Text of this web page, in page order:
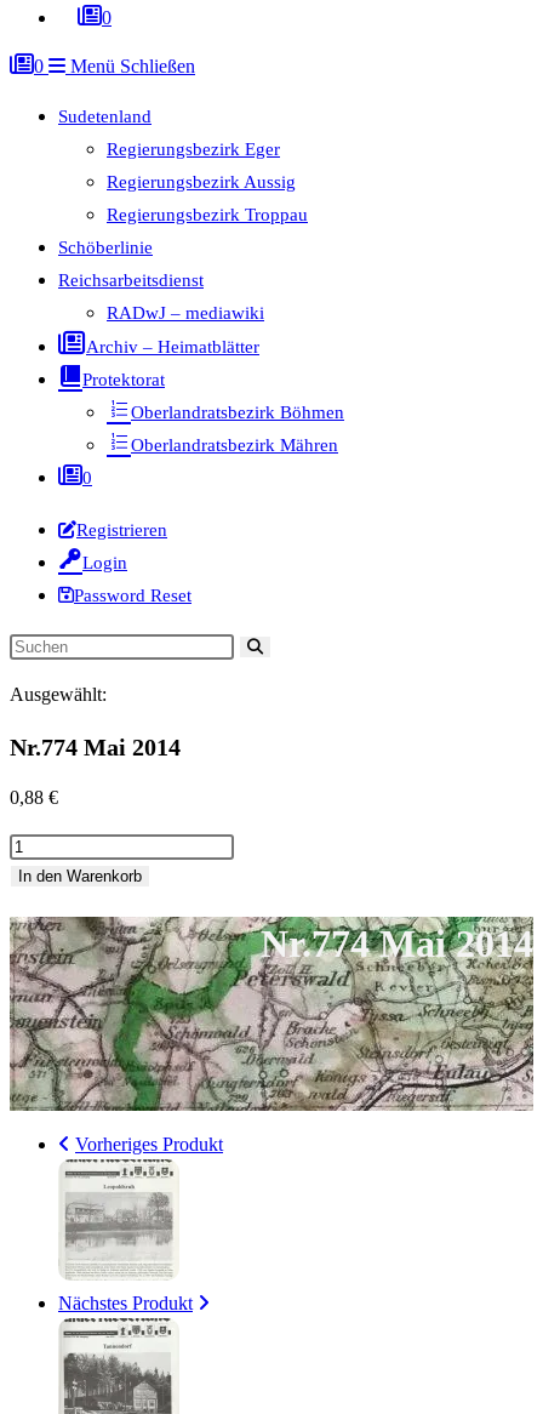
0
0 Menü Schließen
Sudetenland
Regierungsbezirk Eger
Regierungsbezirk Aussig
Regierungsbezirk Troppau
Schöberlinie
Reichsarbeitsdienst
RADwJ – mediawiki
Archiv – Heimatblätter
Protektorat
Oberlandratsbezirk Böhmen
Oberlandratsbezirk Mähren
0
Registrieren
Login
Password Reset
Diese
durchsuchen
Ausgewählt:
Nr.774 Mai 2014
0,88 €
Nr.774
Mai
Menge
In den Warenkorb
Nr.774 Mai 2014
Vorheriges Produkt
Nächstes Produkt